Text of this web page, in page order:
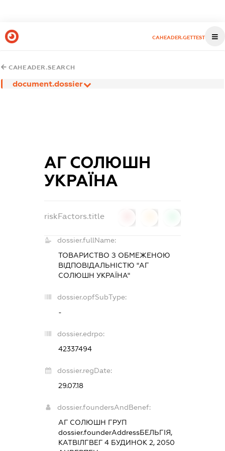
CAHEADER.GETTEST
CAHEADER.SEARCH
document.dossier
АГ СОЛЮШН
УКРАЇНА
riskFactors.title
dossier.fullName:
ТОВАРИСТВО З ОБМЕЖЕНОЮ
ВІДПОВІДАЛЬНІСТЮ "АГ
СОЛЮШН УКРАЇНА"
dossier.opfSubType:
-
dossier.edrpo:
42337494
dossier.regDate:
29.07.18
dossier.foundersAndBenef:
АГ СОЛЮШН ГРУП
dossier.founderAddressБЕЛЬГІЯ,
КАТВІЛГВЕГ 4 БУДИНОК 2, 2050